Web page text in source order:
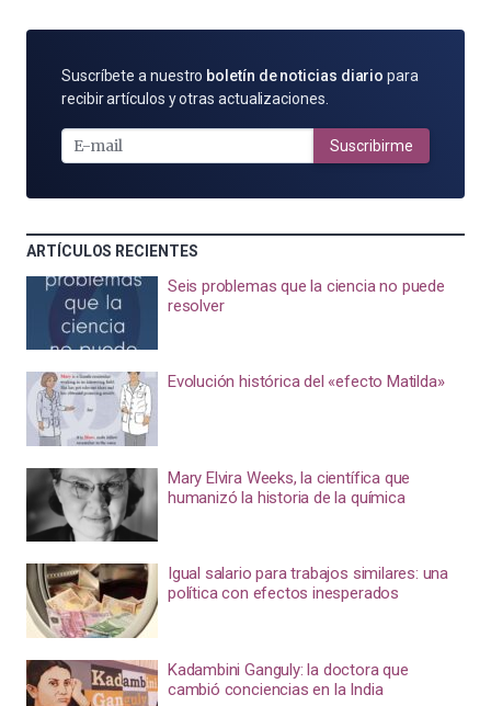
SUSCRÍBETE
POR
MAIL
Suscríbete a nuestro boletín de noticias diario para
recibir artículos y otras actualizaciones.
Suscribirme
ARTÍCULOS RECIENTES
Seis problemas que la ciencia no puede
resolver
Evolución histórica del «efecto Matilda»
Mary Elvira Weeks, la científica que
humanizó la historia de la química
Igual salario para trabajos similares: una
política con efectos inesperados
Kadambini Ganguly: la doctora que
cambió conciencias en la India